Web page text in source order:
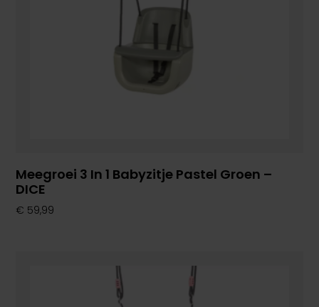
Meegroei 3 In 1 Babyzitje Pastel Groen –
DICE
€ 59,99